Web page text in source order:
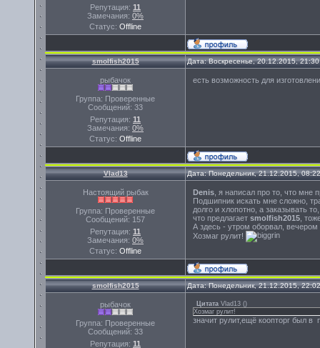
Репутация: 11
Замечания: 0%
Статус: Offline
smolfish2015 Дата: Воскресенье, 20.12.2015,
рыбачок
Группа: Проверенные
Сообщений: 33
Репутация: 11
Замечания: 0%
Статус: Offline
есть возможность для
Vlad13 Дата: Понедельник, 21.12.2015,
Настоящий рыбак
Группа: Проверенные
Сообщений: 157
Репутация: 11
Замечания: 0%
Статус: Offline
Denis , я написал про то, что
Подшипник искать мне сложно,
долго и хлопотно, а заказывать то,
что предлагает smolfish2015 ,
А здесь - утром оборвал,
Хозмаг рулит!
smolfish2015 Дата: Понедельник, 21.12.2015,
рыбачок
Группа: Проверенные
Сообщений: 33
Репутация: 11
Цитата Vlad13 ()
Хозмаг рулит!
значит рулит,ещё коопторг был в